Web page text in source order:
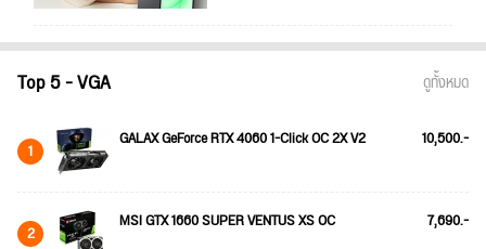
Top 5 - VGA ดูทั้งหมด
1 GALAX GeForce RTX 4060 1-Click OC 2X V2 10,500.-
2 MSI GTX 1660 SUPER VENTUS XS OC 7,690.-